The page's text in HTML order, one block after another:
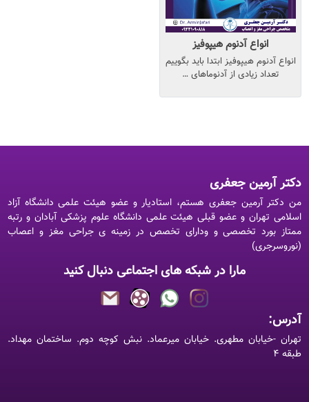
انواع آدنوم هیپوفیز
انواع آدنوم هیپوفیز ابتدا باید بگوییم
تعداد زیادی از آدنوماهای …
دکتر آرمین جعفری
من دکتر آرمین جعفری هستم، استادیار و عضو هیئت علمی دانشگاه آزاد
اسلامی تهران و عضو قبلی هیئت علمی دانشگاه علوم پزشکی آبادان و رتبه
ممتاز بورد تخصصی و ودارای تخصص در زمینه ی جراحی مغز و اعصاب
(نوروسرجری)
مارا در شبکه های اجتماعی دنبال کنید
آدرس:
تهران -خیابان مطهری. خیابان میرعماد. نبش کوچه دوم. ساختمان مهداد.
طبقه ۴